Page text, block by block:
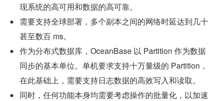
现系统的高可用和数据的高可靠。
需要支持全球部署，多个副本之间的网络时延达到几十
甚至数百 ms。
作为分布式数据库，OceanBase 以 Partition 作为数据
同步的基本单位。单机要求支持十万量级的 Partition，
在此基础上，需要支持日志数据的高效写入和读取。
同时，任何功能本身均需要考虑操作的批量化，以加速